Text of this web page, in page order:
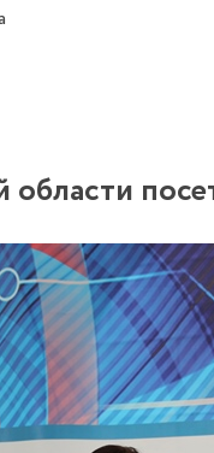
области